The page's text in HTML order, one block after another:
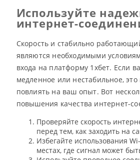
Используйте
интернет-
Скорость и стабильно
являются необходимыми
входа на платформу 1хбет. Если
медленное или нестабильное,
повлиять на ваш опыт. Вот
повышения качества интернет-
Проверяйте скорость
перед тем, как заходить на
Избегайте использования
местах, где сигнал может